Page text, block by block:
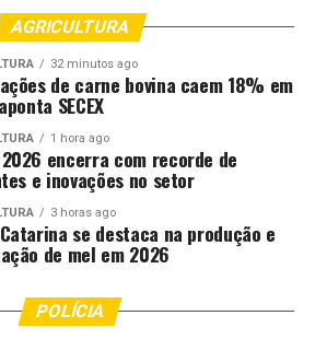
região, os volumes devem ficar
ao longo da semana. Embora
recuperação significativa da
precipitações ajudam a reduzir
e aumentar a umidade do ar.
concentradas na faixa litorânea do
Grande do Norte, Paraíba,
e Sergipe, a circulação marítima
para precipitações
semana.
AGRICULTURA
32 minutos ago
de carne bovina caem 18% em
SECEX
1 hora ago
2026 encerra com recorde de
e inovações no setor
3 horas ago
se destaca na produção e
de mel em 2026
POLÍCIA